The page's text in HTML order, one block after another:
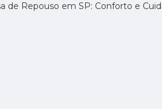
de Repouso em SP: Conforto e